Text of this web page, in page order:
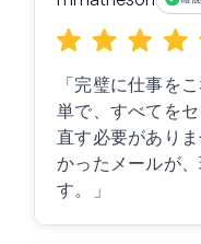
「完璧に仕事を
単で、すべてを
直す必要があり
かったメールが
す。」